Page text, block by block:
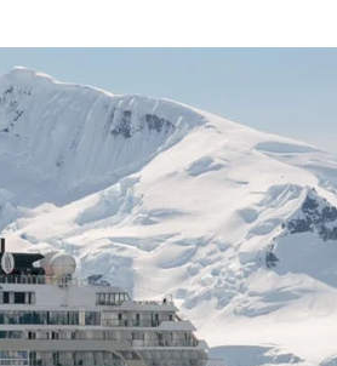
Schweden
Dänemark
Norwegen